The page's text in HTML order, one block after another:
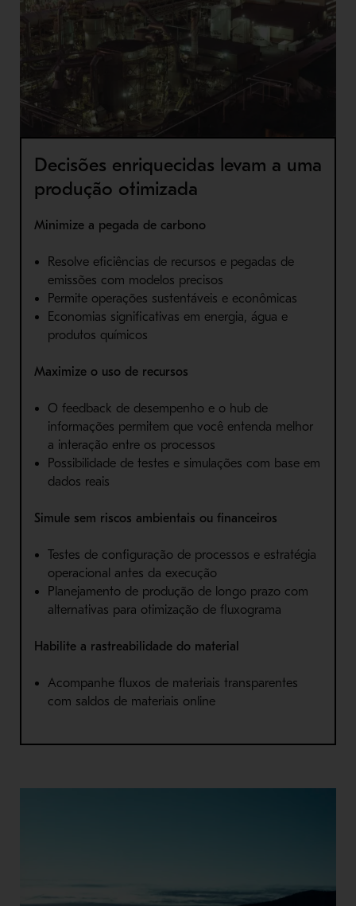
Decisões enriquecidas levam a uma
produção otimizada
Minimize a pegada de carbono
Resolve eficiências de recursos e pegadas de
emissões com modelos precisos
Permite operações sustentáveis ​​e econômicas
Economias significativas em energia, água e
produtos químicos
Maximize o uso de recursos
O feedback de desempenho e o hub de
informações permitem que você entenda melhor
a interação entre os processos
Possibilidade de testes e simulações com base em
dados reais
Simule sem riscos ambientais ou financeiros
Testes de configuração de processos e estratégia
operacional antes da execução
Planejamento de produção de longo prazo com
alternativas para otimização de fluxograma
Habilite a rastreabilidade do material
Acompanhe fluxos de materiais transparentes
com saldos de materiais online